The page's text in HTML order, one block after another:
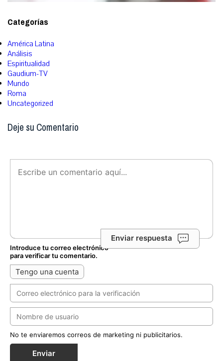
Categorías
América Latina
Análisis
Espiritualidad
Gaudium-TV
Mundo
Roma
Uncategorized
Deje su Comentario
Enviar respuesta
Introduce tu correo electrónico
para verificar tu comentario.
Tengo una cuenta
No te enviaremos correos de marketing ni publicitarios.
Enviar